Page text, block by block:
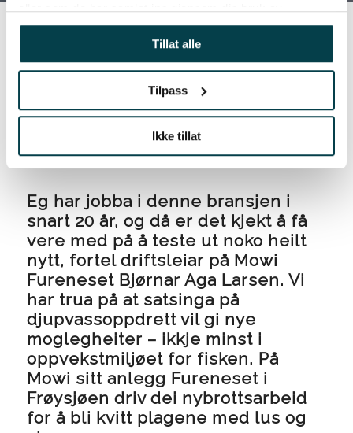
eller som de har samlet inn gjennom din bruk av
tjenestene deres.
Tillat alle
Tilpass
Ikke tillat
Subsealaks i
Frøysjøen
Eg har jobba i denne bransjen i
snart 20 år, og då er det kjekt å få
vere med på å teste ut noko heilt
nytt, fortel driftsleiar på Mowi
Fureneset Bjørnar Aga Larsen. Vi
har trua på at satsinga på
djupvassoppdrett vil gi nye
moglegheiter – ikkje minst i
oppvekstmiljøet for fisken. På
Mowi sitt anlegg Fureneset i
Frøysjøen driv dei nybrottsarbeid
for å bli kvitt plagene med lus og